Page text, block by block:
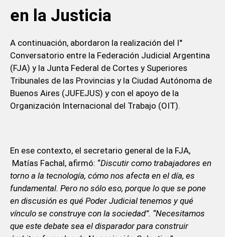
en la Justicia
A continuación, abordaron la realización del I°
Conversatorio entre la Federación Judicial Argentina
(FJA) y la Junta Federal de Cortes y Superiores
Tribunales de las Provincias y la Ciudad Autónoma de
Buenos Aires (JUFEJUS) y con el apoyo de la
Organización Internacional del Trabajo (OIT).
En ese contexto, el secretario general de la FJA,
Matías Fachal, afirmó: “Discutir como trabajadores en
torno a la tecnología, cómo nos afecta en el día, es
fundamental. Pero no sólo eso, porque lo que se pone
en discusión es qué Poder Judicial tenemos y qué
vínculo se construye con la sociedad”. “Necesitamos
que este debate sea el disparador para construir